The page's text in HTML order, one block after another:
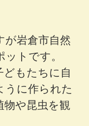
が岩倉市自然
トです。
もたちに自
うに作られた
物や昆虫を観